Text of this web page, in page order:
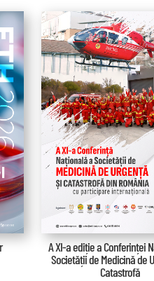
A XI-a ediție a Conferinței
Societății de Medicină de
Catastrofă